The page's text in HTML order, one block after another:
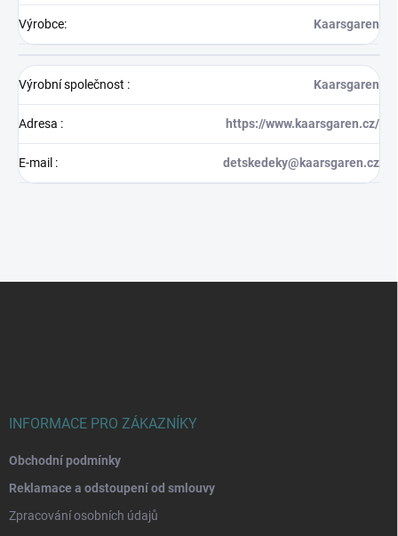
Výrobce: Kaarsgaren
Výrobní společnost : Kaarsgaren
Adresa : https://www.kaarsgaren.cz/
E-mail : detskedeky@kaarsgaren.cz
INFORMACE PRO ZÁKAZNÍKY
Obchodní podmínky
Reklamace a odstoupení od smlouvy
Zpracování osobních údajů